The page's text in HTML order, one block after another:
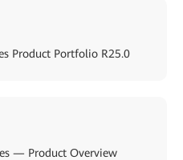
Product Portfolio R25.0
— Product Overview